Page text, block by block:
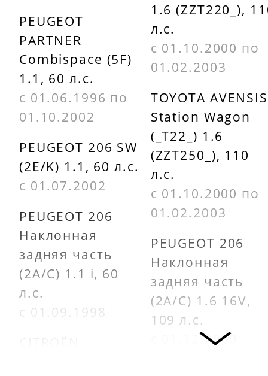
PEUGEOT
PARTNER
Combispace (5F)
1.1, 60 л.с.
с 01.06.1996 по
01.10.2002
PEUGEOT 206 SW
(2E/K) 1.1, 60 л.с.
с 01.07.2002
PEUGEOT 206
Наклонная
задняя часть
(2A/C) 1.1 i, 60
л.с.
с 01.09.1998
1.6 (ZZT220_),
л.с.
с 01.10.2000 по
01.02.2003
TOYOTA AVENSIS
Station Wagon
(_T22_) 1.6
(ZZT250_), 110
л.с.
с 01.10.2000 по
01.02.2003
PEUGEOT 206
Наклонная
задняя часть
(2A/C) 1.6 16V,
109 л.с.
с 01.12.2000